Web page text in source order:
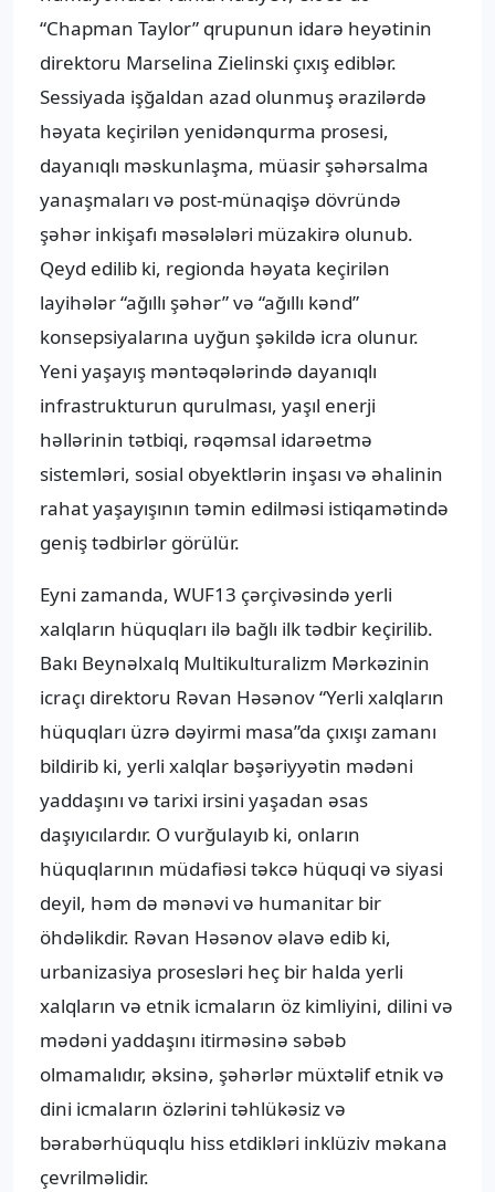
“Chapman Taylor” qrupunun idarə heyətinin
direktoru Marselina Zielinski çıxış ediblər.
Sessiyada işğaldan azad olunmuş ərazilərdə
həyata keçirilən yenidənqurma prosesi,
dayanıqlı məskunlaşma, müasir şəhərsalma
yanaşmaları və post-münaqişə dövründə
şəhər inkişafı məsələləri müzakirə olunub.
Qeyd edilib ki, regionda həyata keçirilən
layihələr “ağıllı şəhər” və “ağıllı kənd”
konsepsiyalarına uyğun şəkildə icra olunur.
Yeni yaşayış məntəqələrində dayanıqlı
infrastrukturun qurulması, yaşıl enerji
həllərinin tətbiqi, rəqəmsal idarəetmə
sistemləri, sosial obyektlərin inşası və əhalinin
rahat yaşayışının təmin edilməsi istiqamətində
geniş tədbirlər görülür.
Eyni zamanda, WUF13 çərçivəsində yerli
xalqların hüquqları ilə bağlı ilk tədbir keçirilib.
Bakı Beynəlxalq Multikulturalizm Mərkəzinin
icraçı direktoru Rəvan Həsənov “Yerli xalqların
hüquqları üzrə dəyirmi masa”da çıxışı zamanı
bildirib ki, yerli xalqlar bəşəriyyətin mədəni
yaddaşını və tarixi irsini yaşadan əsas
daşıyıcılardır. O vurğulayıb ki, onların
hüquqlarının müdafiəsi təkcə hüquqi və siyasi
deyil, həm də mənəvi və humanitar bir
öhdəlikdir. Rəvan Həsənov əlavə edib ki,
urbanizasiya prosesləri heç bir halda yerli
xalqların və etnik icmaların öz kimliyini, dilini və
mədəni yaddaşını itirməsinə səbəb
olmamalıdır, əksinə, şəhərlər müxtəlif etnik və
dini icmaların özlərini təhlükəsiz və
bərabərhüquqlu hiss etdikləri inklüziv məkana
çevrilməlidir.